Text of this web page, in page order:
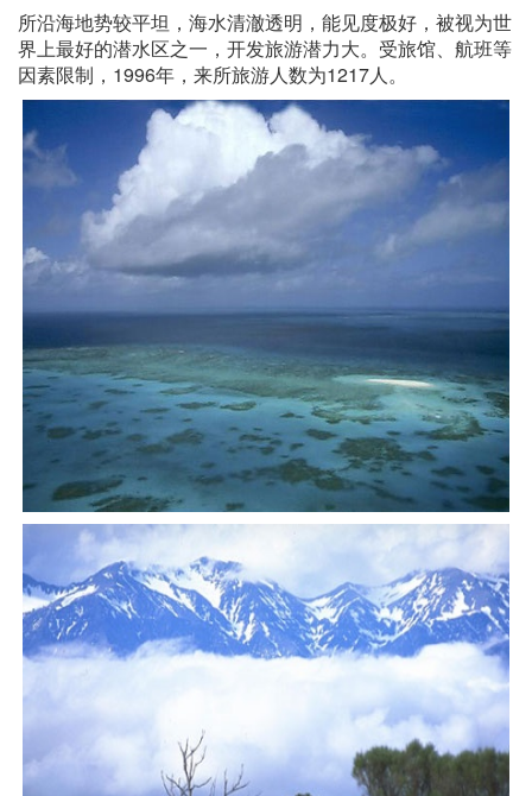
所沿海地势较平坦，海水清澈透明，能见度极好，被视为世
界上最好的潜水区之一，开发旅游潜力大。受旅馆、航班等
因素限制，1996年，来所旅游人数为1217人。